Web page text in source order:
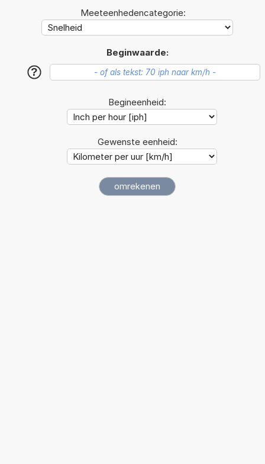
Meeteenhedencategorie:
Beginwaarde:
?
Begineenheid:
Gewenste eenheid: